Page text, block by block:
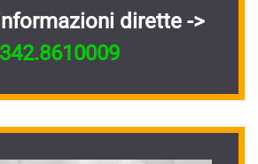
dirette ->
342.8610009